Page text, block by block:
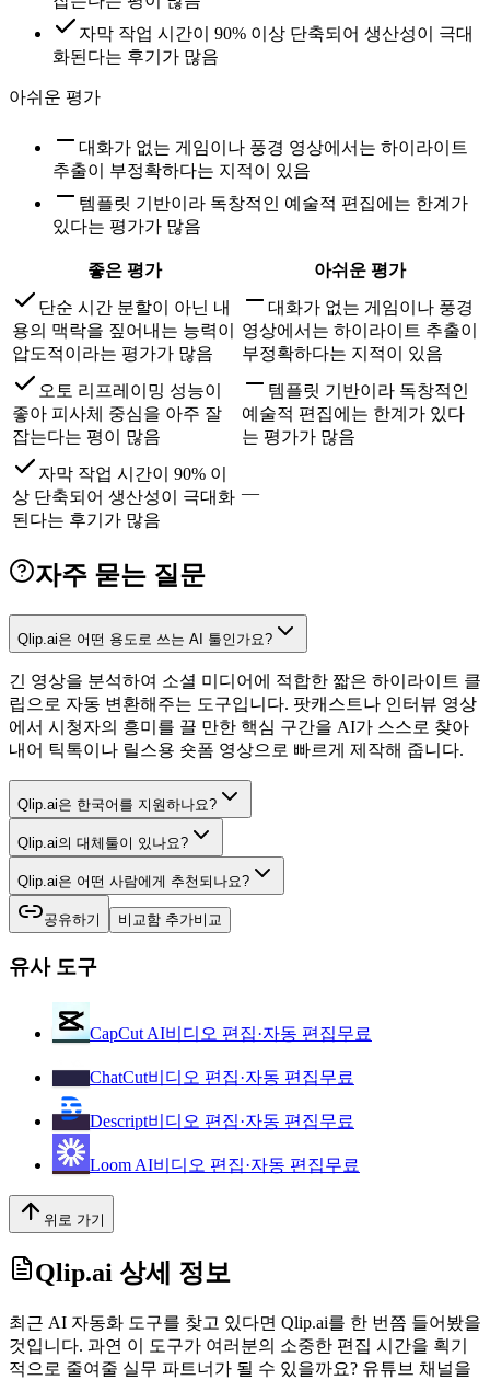
자막 작업 시간이 90% 이상 단축되어 생산성이 극대
화된다는 후기가 많음
아쉬운 평가
대화가 없는 게임이나 풍경 영상에서는 하이라이트
추출이 부정확하다는 지적이 있음
템플릿 기반이라 독창적인 예술적 편집에는 한계가
있다는 평가가 많음
좋은 평가
아쉬운 평가
단순 시간 분할이 아닌 내
용의 맥락을 짚어내는 능력이
압도적이라는 평가가 많음
대화가 없는 게임이나 풍경
영상에서는 하이라이트 추출이
부정확하다는 지적이 있음
오토 리프레이밍 성능이
좋아 피사체 중심을 아주 잘
잡는다는 평이 많음
템플릿 기반이라 독창적인
예술적 편집에는 한계가 있다
는 평가가 많음
자막 작업 시간이 90% 이
상 단축되어 생산성이 극대화
된다는 후기가 많음
—
자주 묻는 질문
Qlip.ai은 어떤 용도로 쓰는 AI 툴인가요?
긴 영상을 분석하여 소셜 미디어에 적합한 짧은 하이라이트 클
립으로 자동 변환해주는 도구입니다. 팟캐스트나 인터뷰 영상
에서 시청자의 흥미를 끌 만한 핵심 구간을 AI가 스스로 찾아
내어 틱톡이나 릴스용 숏폼 영상으로 빠르게 제작해 줍니다.
Qlip.ai은 한국어를 지원하나요?
Qlip.ai의 대체툴이 있나요?
Qlip.ai은 어떤 사람에게 추천되나요?
공유하기 비교함 추가비교
유사 도구
CapCut AI비디오 편집·자동 편집무료
ChatCut비디오 편집·자동 편집무료
Descript비디오 편집·자동 편집무료
Loom AI비디오 편집·자동 편집무료
위로 가기
Qlip.ai 상세 정보
최근 AI 자동화 도구를 찾고 있다면 Qlip.ai를 한 번쯤 들어봤을
것입니다. 과연 이 도구가 여러분의 소중한 편집 시간을 획기
적으로 줄여줄 실무 파트너가 될 수 있을까요? 유튜브 채널을